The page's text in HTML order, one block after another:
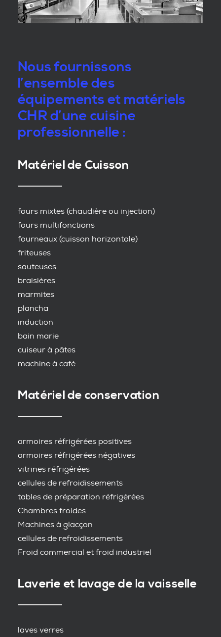
Nous fournissons
l’ensemble des
équipements et matériels
CHR d’une cuisine
professionnelle :
Matériel de Cuisson
fours mixtes (chaudière ou injection)
fours multifonctions
fourneaux (cuisson horizontale)
friteuses
sauteuses
braisières
marmites
plancha
induction
bain marie
cuiseur à pâtes
machine à café
Matériel de conservation
armoires réfrigérées positives
armoires réfrigérées négatives
vitrines réfrigérées
cellules de refroidissements
tables de préparation réfrigérées
Chambres froides
Machines à glacçon
cellules de refroidissements
Froid commercial et froid industriel
Laverie et lavage de la vaisselle
laves verres